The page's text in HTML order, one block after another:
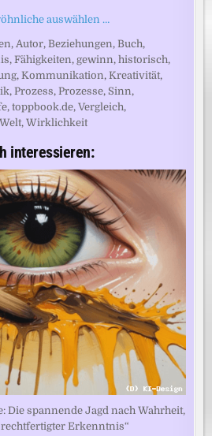
auswählen …
,Autor,Beziehungen,Buch,
,Fähigkeiten,gewinn,historisch,
,Kommunikation,Kreativität,
,Prozess,Prozesse, Sinn,
,toppbook.de,Vergleich,
Welt,Wirklichkeit
interessieren:
Die spannende Jagd nach Wahrheit,
Erkenntnis“